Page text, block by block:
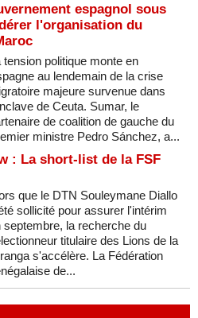
espagnol sous
l'organisation du
tension politique monte en
au lendemain de la crise
majeure survenue dans
de Ceuta. Sumar, le
de coalition de gauche du
ministre Pedro Sánchez, a...
: La short-list de la FSF
que le DTN Souleymane Diallo
sollicité pour assurer l'intérim
septembre, la recherche du
titulaire des Lions de la
s'accélère. La Fédération
de...